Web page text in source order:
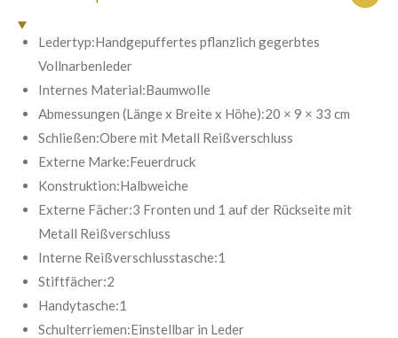
g
5
S
e
n
b
e
n
e
n
Ledertyp:Handgepuffertes pflanzlich gegerbtes
Vollnarbenleder
Internes Material:Baumwolle
Abmessungen (Länge x Breite x Höhe):20 × 9 × 33 cm
Schließen:Obere mit Metall Reißverschluss
Externe Marke:Feuerdruck
Konstruktion:Halbweiche
Externe Fächer:3 Fronten und 1 auf der Rückseite mit
Metall Reißverschluss
Interne Reißverschlusstasche:1
Stiftfächer:2
Handytasche:1
Schulterriemen:Einstellbar in Leder